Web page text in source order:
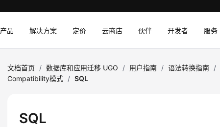
产品 解决方案 定价 云商店 伙伴 开发者 服务
文档首页 / 数据库和应用迁移 UGO / 用户指南 / 语法转换指南 /
Compatibility模式 / SQL
SQL